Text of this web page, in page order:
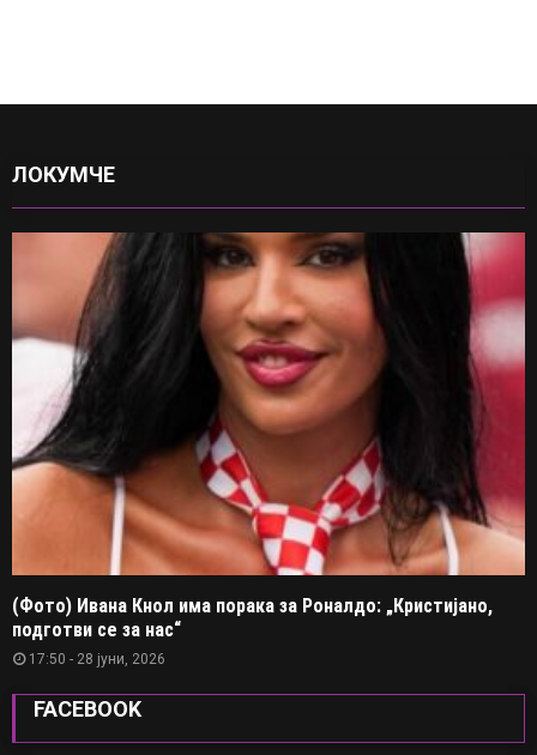
ЛОКУМЧЕ
(Фото) Ивана Кнол има порака за Роналдо: „Кристијано,
подготви се за нас“
17:50 - 28 јуни, 2026
FACEBOOK